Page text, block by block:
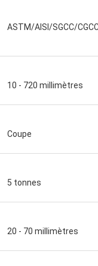
ASTM/AISI/SGCC/
10 - 720 millimètres
Coupe
5 tonnes
20 - 70 millimètres